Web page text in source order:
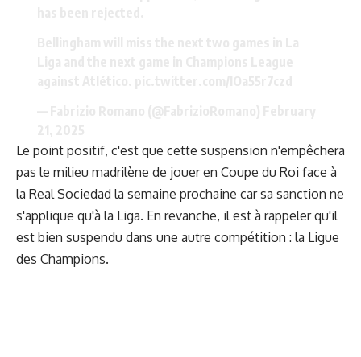
Le point positif, c'est que cette suspension n'empêchera
pas le milieu madrilène de jouer en Coupe du Roi face à
la Real Sociedad la semaine prochaine car sa sanction ne
s'applique qu'à la Liga. En revanche, il est à rappeler qu'il
est bien suspendu dans une autre compétition : la Ligue
des Champions.